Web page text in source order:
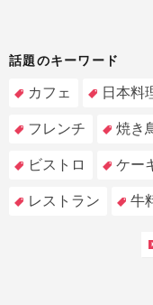
話題のキーワード
カフェ 日本料
フレンチ 焼き
ビストロ ケー
レストラン 牛